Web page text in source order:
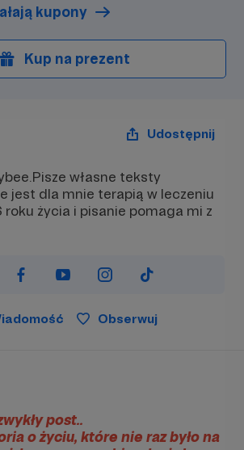
kupony
Kup na prezent
Udostępnij
własne teksty
jest dla mnie terapią w leczeniu
roku życia i pisanie pomaga mi z
Obserwuj
post..
o życiu, które nie raz było na